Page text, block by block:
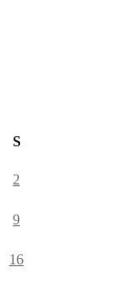
S
2
9
16